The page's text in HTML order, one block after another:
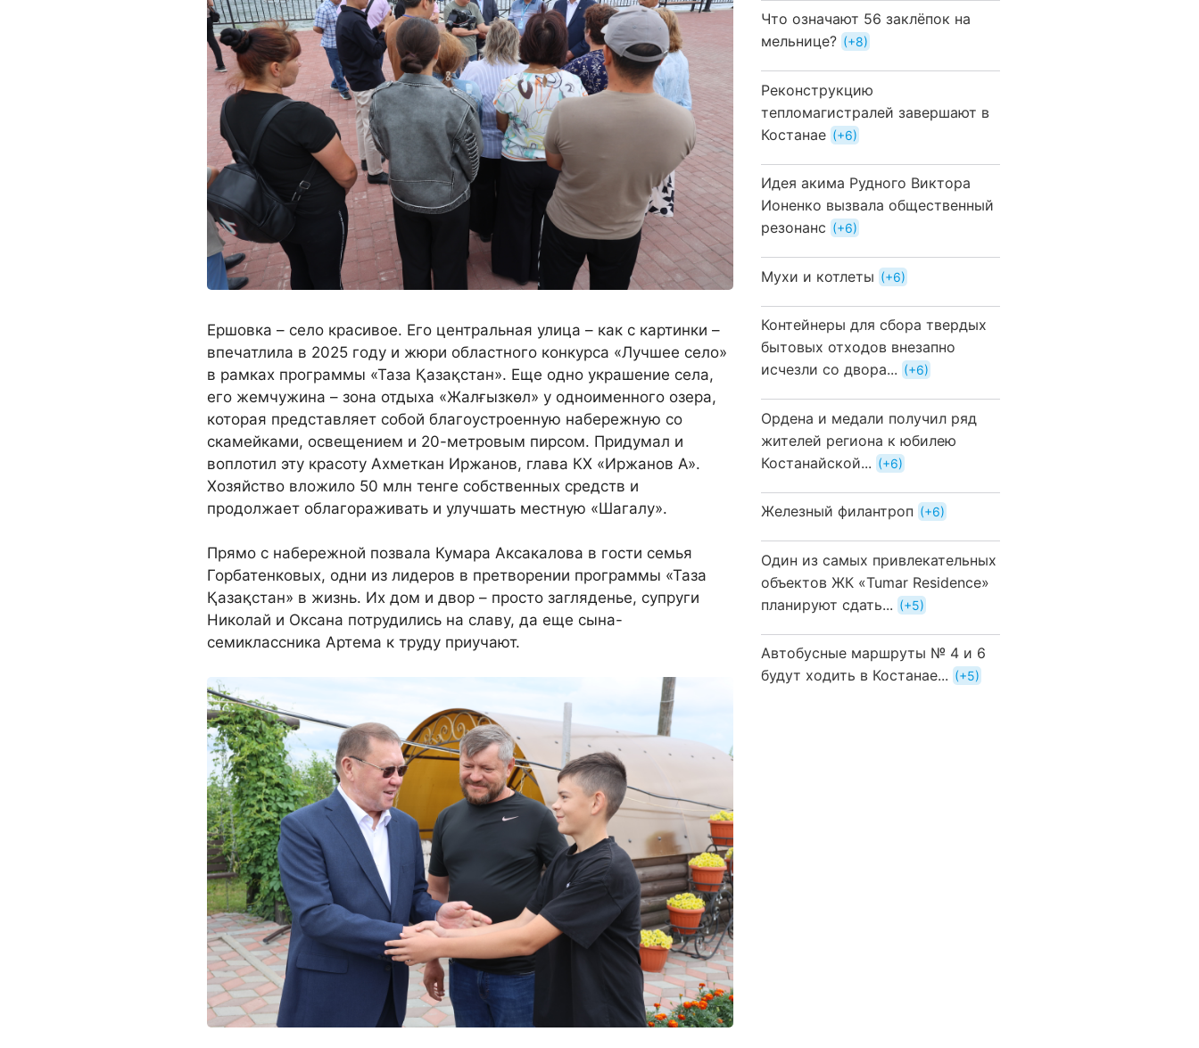
Ершовка – село красивое. Его центральная улица – как с картинки –
впечатлила в 2025 году и жюри областного конкурса «Лучшее село»
в рамках программы «Таза Қазақстан». Еще одно украшение села,
его жемчужина – зона отдыха «Жалғызкөл» у одноименного озера,
которая представляет собой благоустроенную набережную со
скамейками, освещением и 20-метровым пирсом. Придумал и
воплотил эту красоту Ахметкан Иржанов, глава КХ «Иржанов А».
Хозяйство вложило 50 млн тенге собственных средств и
продолжает облагораживать и улучшать местную «Шагалу».
Прямо с набережной позвала Кумара Аксакалова в гости семья
Горбатенковых, одни из лидеров в претворении программы «Таза
Қазақстан» в жизнь. Их дом и двор – просто загляденье, супруги
Николай и Оксана потрудились на славу, да еще сына-
семиклассника Артема к труду приучают.
Что означают 56 заклёпок на
мельнице?
+8
Реконструкцию
тепломагистралей завершают в
Костанае
+6
Идея акима Рудного Виктора
Ионенко вызвала общественный
резонанс
+6
Мухи и котлеты +6
Контейнеры для сбора твердых
бытовых отходов внезапно
исчезли со двора...
+6
Ордена и медали получил ряд
жителей региона к юбилею
Костанайской...
+6
Железный филантроп +6
Один из самых привлекательных
объектов ЖК «Tumar Residence»
планируют сдать...
+5
Автобусные маршруты № 4 и 6
будут ходить в Костанае...
+5